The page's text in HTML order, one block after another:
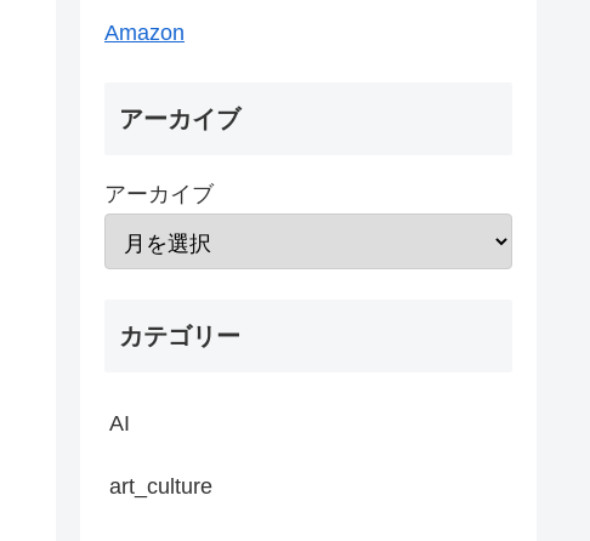
Amazon
アーカイブ
アーカイブ
カテゴリー
AI
art_culture